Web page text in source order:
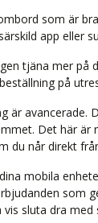
som är
app eller
tjäna mer
på
är avancerade.
Det här
du når direkt
mobila
som
sluta dra